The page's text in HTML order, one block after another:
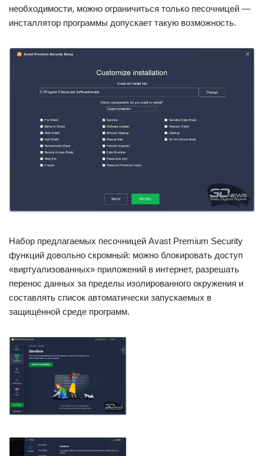
необходимости, можно ограничиться только песочницей —
инсталлятор программы допускает такую возможность.
Набор предлагаемых песочницей Avast Premium Security
функций довольно скромный: можно блокировать доступ
«виртуализованных» приложений в интернет, разрешать
перенос данных за пределы изолированного окружения и
составлять список автоматически запускаемых в
защищённой среде программ.